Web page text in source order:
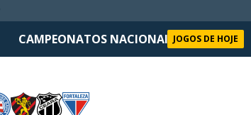
CAMPEONATOS NACIONAIS SELEÇÃO
JOGOS DE HOJE